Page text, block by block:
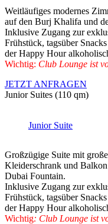
Weitläufiges modernes
auf den Burj Khalifa und
Inklusive Zugang zur
Frühstück, tagsüber
der Happy Hour
Wichtig: Club Lounge ist
JETZT ANFRAGEN
Junior Suites (110 qm)
Junior Suite
Großzügige Suite mit
Kleiderschrank und
Dubai Fountain.
Inklusive Zugang zur
Frühstück, tagsüber
der Happy Hour
Wichtig: Club Lounge ist